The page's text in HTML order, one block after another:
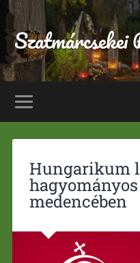
Szatmárcsekei
Hungarikum
medencében